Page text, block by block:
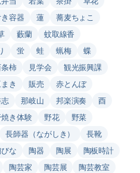
容器 蓮
蕎麦ちょこ
藪蘭
蚊取線香
蛍 蛙 蝋梅
蝶
柿 見学会
観光振興課
き 販売
赤とんぼ
那岐山 邦楽演奏
酉
き体験 野花
野菜
長師器（ながしき）
長靴
な 陶器 陶展
陶板時計
陶芸家 陶芸展
陶芸教室